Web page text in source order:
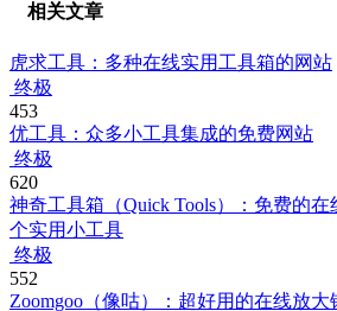
相关文章
虎求工具：多种在线实用工具箱的网站
终极
453
优工具：众多小工具集成的免费网站
终极
620
神奇工具箱（Quick Tools）：免费的
个实用小工具
终极
552
Zoomgoo（像咕）：超好用的在线放